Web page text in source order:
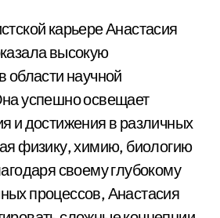
карьере Анастасия
высокую
области научной
успешно освещает
и достижения в различных
физику, химию, биологию
своему глубокому
процессов, Анастасия